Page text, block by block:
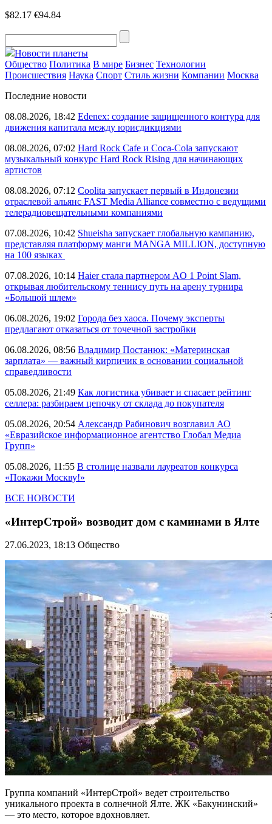
$82.17 €94.84
Новости планеты
Общество Политика В мире Бизнес Технологии
Происшествия Наука Спорт Стиль жизни Компании Москва
Последние новости
08.08.2026, 18:42 Edenex: создание защищенного контура для
движения капитала между юрисдикциями
08.08.2026, 07:02 Hard Rock Cafe и Coca-Cola запускают
музыкальный конкурс Hard Rock Rising для начинающих
артистов
08.08.2026, 07:12 Coolita запускает первый в Индонезии
отраслевой альянс FAST Media Alliance совместно с ведущими
телерадиовещательными компаниями
07.08.2026, 10:42 Shueisha запускает глобальную кампанию,
представляя платформу манги MANGA MILLION, доступную
на 100 языках
07.08.2026, 10:14 Haier стала партнером AO 1 Point Slam,
открывая любительскому теннису путь на арену турнира
«Большой шлем»
06.08.2026, 19:02 Города без хаоса. Почему эксперты
предлагают отказаться от точечной застройки
06.08.2026, 08:56 Владимир Постанюк: «Материнская
зарплата» — важный кирпичик в основании социальной
справедливости
05.08.2026, 21:49 Как логистика убивает и спасает рейтинг
селлера: разбираем цепочку от склада до покупателя
05.08.2026, 20:54 Александр Рабинович возглавил АО
«Евразийское информационное агентство Глобал Медиа
Групп»
05.08.2026, 11:55 В столице назвали лауреатов конкурса
«Покажи Москву!»
ВСЕ НОВОСТИ
«ИнтерСтрой» возводит дом с каминами в Ялте
27.06.2023, 18:13 Общество
Группа компаний «ИнтерСтрой» ведет строительство
уникального проекта в солнечной Ялте. ЖК «Бакунинский»
— это место, которое вдохновляет.